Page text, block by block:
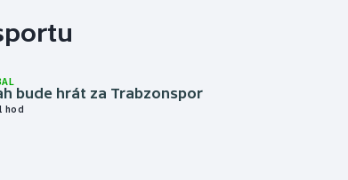
bude hrát za Trabzonspor
hod